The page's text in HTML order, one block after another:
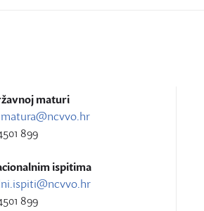
maturi
899
ispitima
899